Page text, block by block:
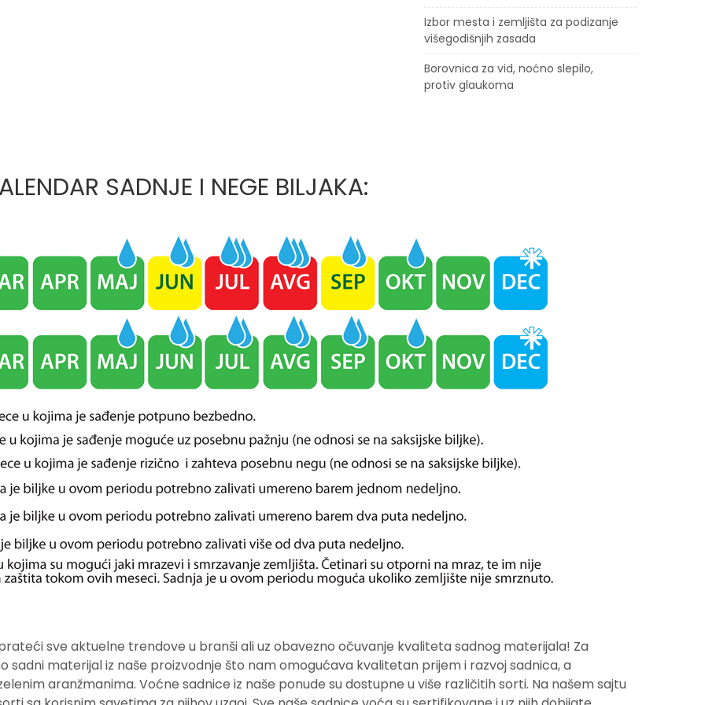
Izbor mesta i zemljišta za podizanje
višegodišnjih zasada
Borovnica za vid, noćno slepilo,
protiv glaukoma
SADNJE I NEGE BILJAKA:
sve aktuelne trendove u branši ali uz obavezno očuvanje kvaliteta sadnog materijala! Za
sadni materijal iz naše proizvodnje što nam omogućava kvalitetan prijem i razvoj sadnica, a
aranžmanima. Voćne sadnice iz naše ponude su dostupne u više različitih sorti. Na našem sajtu